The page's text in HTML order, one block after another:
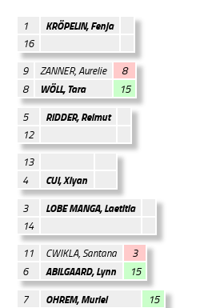
1 KRÖPELIN, Fenja
16
9
ZANNER, Aurelie
8
8
WÖLL, Tara
15
5
RIDDER, Reimut
12
13
4
CUI, Xiyan
3 LOBE MANGA, Laetitia
14
11
CWIKLA, Santana
3
6
ABILGAARD, Lynn
15
7
OHREM, Muriel
15